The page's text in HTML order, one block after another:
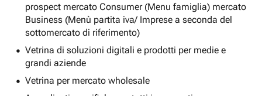
prospect mercato Consumer (Menu famiglia) mercato
Business (Menù partita iva/ Imprese a seconda del
sottomercato di riferimento)
Vetrina di soluzioni digitali e prodotti per medie e
grandi aziende
Vetrina per mercato wholesale